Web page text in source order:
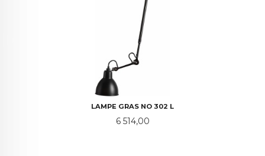
LAMPE GRAS NO 302 L
Pris
6 514,00